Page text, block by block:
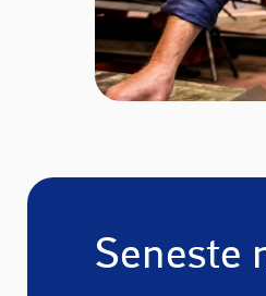
Seneste